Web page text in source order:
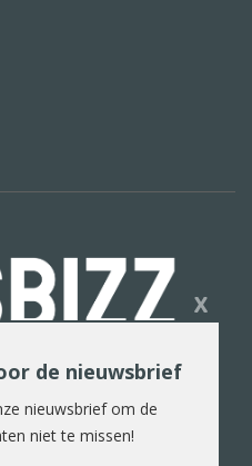
woord en beeld
X
de nieuwsbrief
nieuwsbrief om de
niet te missen!